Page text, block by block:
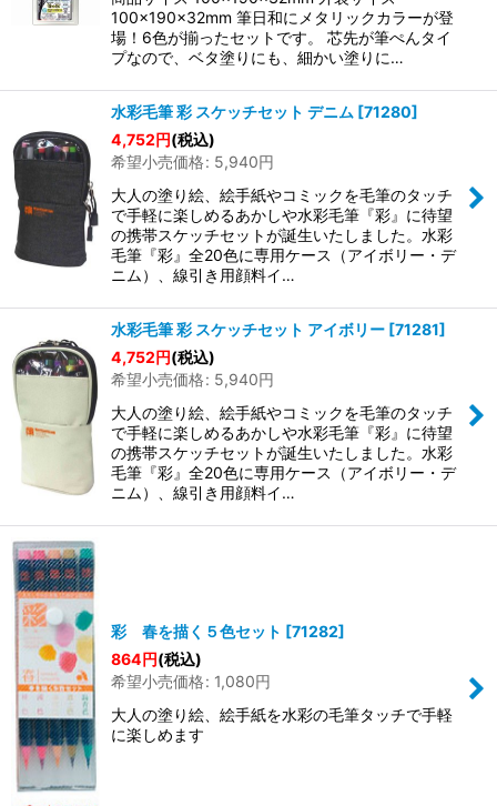
100×190×32mm 筆日和にメタリックカラーが登
場！6色が揃ったセットです。 芯先が筆ぺんタイ
プなので、ベタ塗りにも、細かい塗りに…
水彩毛筆 彩 スケッチセット デニム [71280]
4,752円(税込)
希望小売価格: 5,940円
大人の塗り絵、絵手紙やコミックを毛筆のタッチ
で手軽に楽しめるあかしや水彩毛筆『彩』に待望
の携帯スケッチセットが誕生いたしました。水彩
毛筆『彩』全20色に専用ケース（アイボリー・デ
ニム）、線引き用顔料イ…
水彩毛筆 彩 スケッチセット アイボリー [71281]
4,752円(税込)
希望小売価格: 5,940円
大人の塗り絵、絵手紙やコミックを毛筆のタッチ
で手軽に楽しめるあかしや水彩毛筆『彩』に待望
の携帯スケッチセットが誕生いたしました。水彩
毛筆『彩』全20色に専用ケース（アイボリー・デ
ニム）、線引き用顔料イ…
彩 春を描く５色セット [71282]
864円(税込)
希望小売価格: 1,080円
大人の塗り絵、絵手紙を水彩の毛筆タッチで手軽
に楽しめます